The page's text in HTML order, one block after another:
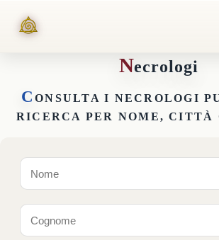
Necrologi
C ONSULTA I NECROLOGI
RICERCA PER NOME, CITTÀ